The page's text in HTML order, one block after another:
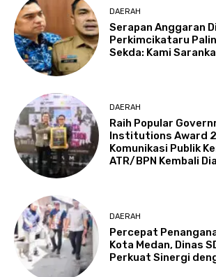
DAERAH
Serapan Anggaran
Perkimcikataru
Sekda: Kami
DAERAH
Raih Popular
Institutions Award
Komunikasi Publik
ATR/BPN Kembali
DAERAH
Percepat
Kota Medan, Dinas
Perkuat Sinergi